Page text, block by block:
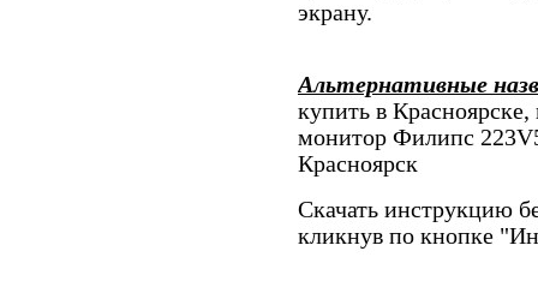
экрану.
Альтернативные
купить в
монитор Филипс
Красноярск
Скачать инструкцию
кликнув по кнопке